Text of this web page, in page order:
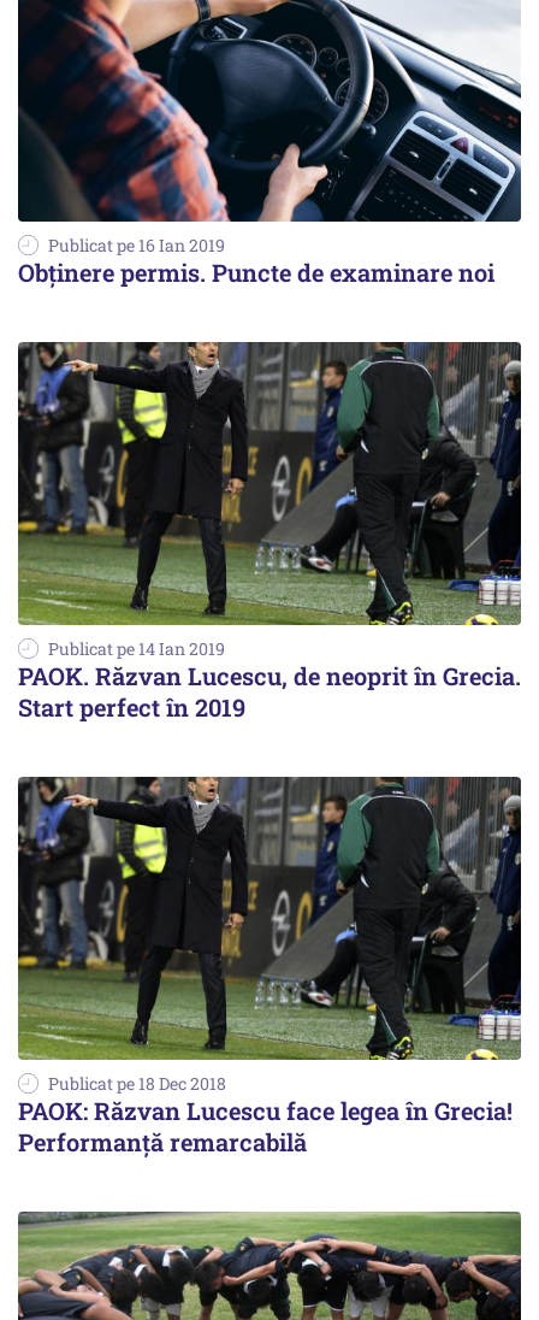
Publicat pe 16 Ian 2019
Obţinere permis. Puncte de examinare noi
Publicat pe 14 Ian 2019
PAOK. Răzvan Lucescu, de neoprit în Grecia.
Start perfect în 2019
Publicat pe 18 Dec 2018
PAOK: Răzvan Lucescu face legea în Grecia!
Performanță remarcabilă